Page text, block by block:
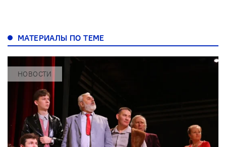
МАТЕРИАЛЫ ПО ТЕМЕ
НОВОСТИ